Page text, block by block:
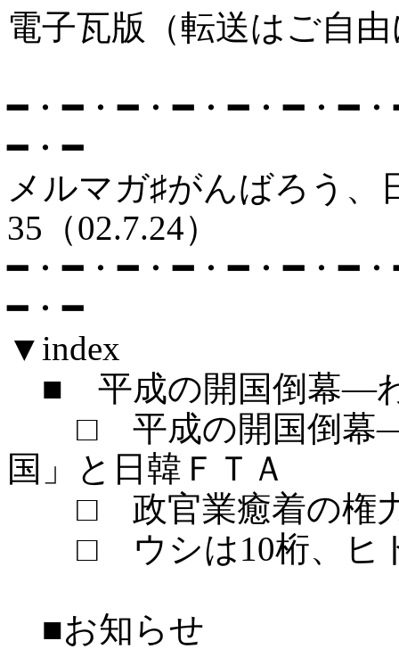
電子瓦版（転送はご自
━・━・━・━・━・━・━
━・━
メルマガ♯がん
35（02.7.24）
━・━・━・━・━・━・━
━・━
▼index
■ 平成の開国倒幕―
□ 平成の開国倒幕―
国」と日韓ＦＴＡ
□ 政官業癒着の権力
□ ウシは10桁、ヒ
■お知らせ